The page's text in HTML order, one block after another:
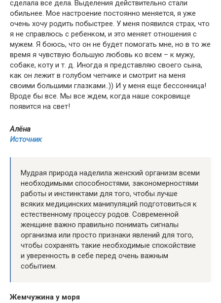
сделала все дела. Выделения действительно стали
обильнее. Мое настроение постоянно меняется, я уже
очень хочу родить побыстрее. У меня появился страх, что
я не справлюсь с ребенком, и это меняет отношения с
мужем. Я боюсь, что он не будет помогать мне, но в то же
время я чувствую большую любовь ко всем – к мужу,
собаке, коту и т. д. Иногда я представляю своего сына,
как он лежит в голубом чепчике и смотрит на меня
своими большими глазками..)) И у меня еще бессонница!
Вроде бы все. Мы все ждем, когда наше сокровище
появится на свет!
Алёна
Источник
Мудрая природа наделила женский организм всеми
необходимыми способностями, закономерностями
работы и инстинктами для того, чтобы лучше
всяких медицинских манипуляций подготовиться к
естественному процессу родов. Современной
женщине важно правильно понимать сигналы
организма или просто признаки явлений для того,
чтобы сохранять такие необходимые спокойствие
и уверенность в себе перед очень важным
событием.
Жемчужина у моря